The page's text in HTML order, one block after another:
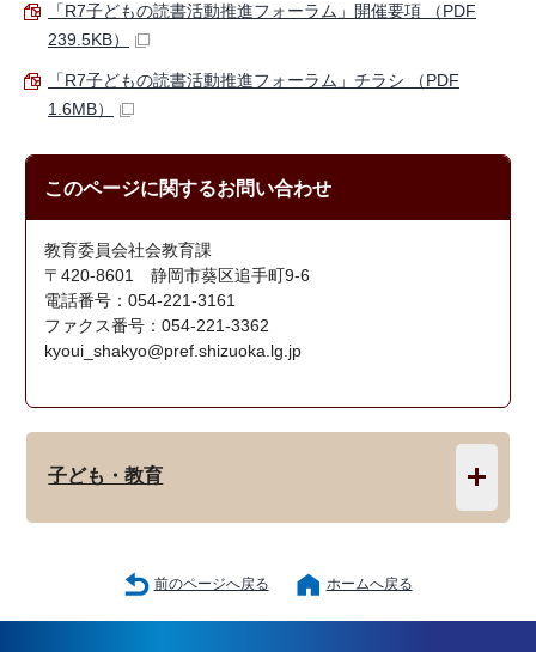
「R7子どもの読書活動推進フォーラム」開催要項 （PDF
239.5KB）
「R7子どもの読書活動推進フォーラム」チラシ （PDF
1.6MB）
このページに関するお問い合わせ
教育委員会社会教育課
〒420-8601 静岡市葵区追手町9-6
電話番号：054-221-3161
ファクス番号：054-221-3362
kyoui_shakyo@pref.shizuoka.lg.jp
子ども・教育
前のページへ戻る ホームへ戻る